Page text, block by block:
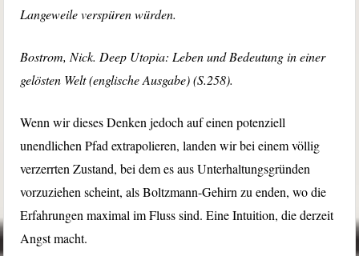
Langeweile verspüren würden.
Bostrom, Nick. Deep Utopia: Leben und Bedeutung in einer
gelösten Welt (englische Ausgabe) (S.258).
Wenn wir dieses Denken jedoch auf einen potenziell
unendlichen Pfad extrapolieren, landen wir bei einem völlig
verzerrten Zustand, bei dem es aus Unterhaltungsgründen
vorzuziehen scheint, als Boltzmann-Gehirn zu enden, wo die
Erfahrungen maximal im Fluss sind. Eine Intuition, die derzeit
Angst macht.